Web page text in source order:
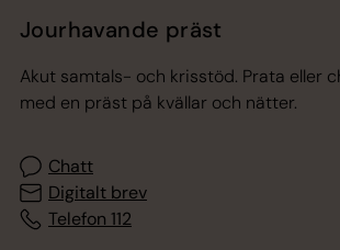
Jourhavande präst
Akut samtals- och krisstöd. Prata eller
med en präst på kvällar och nätter.
Chatt
Digitalt brev
Telefon 112